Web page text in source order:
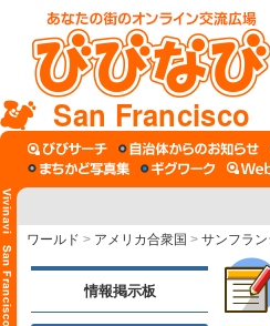
San Francisco
ワールド > アメリカ合衆国 > サンフラン
情報掲示板